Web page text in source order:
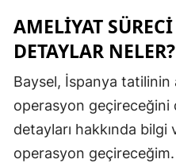
AMELIYAT
DETAYLAR NELER?
Baysel, İspanya tatilinin
operasyon geçireceğini
detayları hakkında
operasyon geçireceğim.